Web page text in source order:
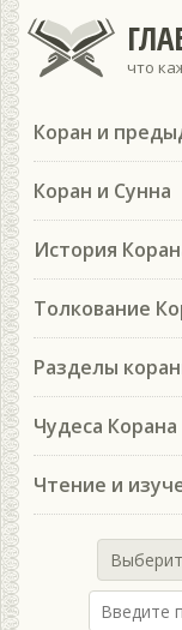
что
Коран и
Коран и Сунна
История
Толкование
Разделы
Чудеса Корана
Чтение и